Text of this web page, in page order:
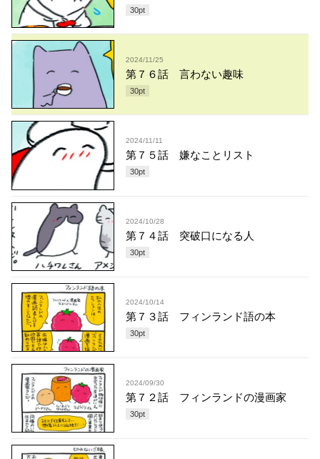
30pt
2024/11/25
第７６話 言わない趣味
30pt
2024/11/11
第７５話 嫌なことリスト
30pt
2024/10/28
第７４話 突破口になる人
30pt
2024/10/14
第７３話 フィンランド語の本
30pt
2024/09/30
第７２話 フィンランドの漫画家
30pt